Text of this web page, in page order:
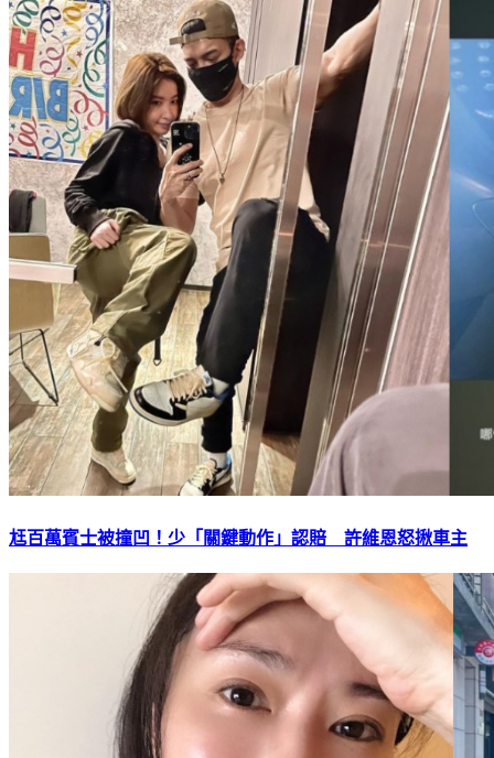
尪百萬賓士被撞凹！少「關鍵動作」認賠 許維恩怒揪車主